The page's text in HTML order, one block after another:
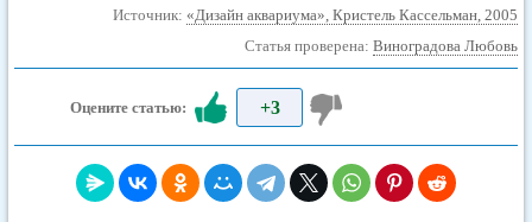
Источник: «Дизайн аквариума», Кристель Кассельман, 2005
Статья проверена: Виноградова Любовь
Оцените статью: +3